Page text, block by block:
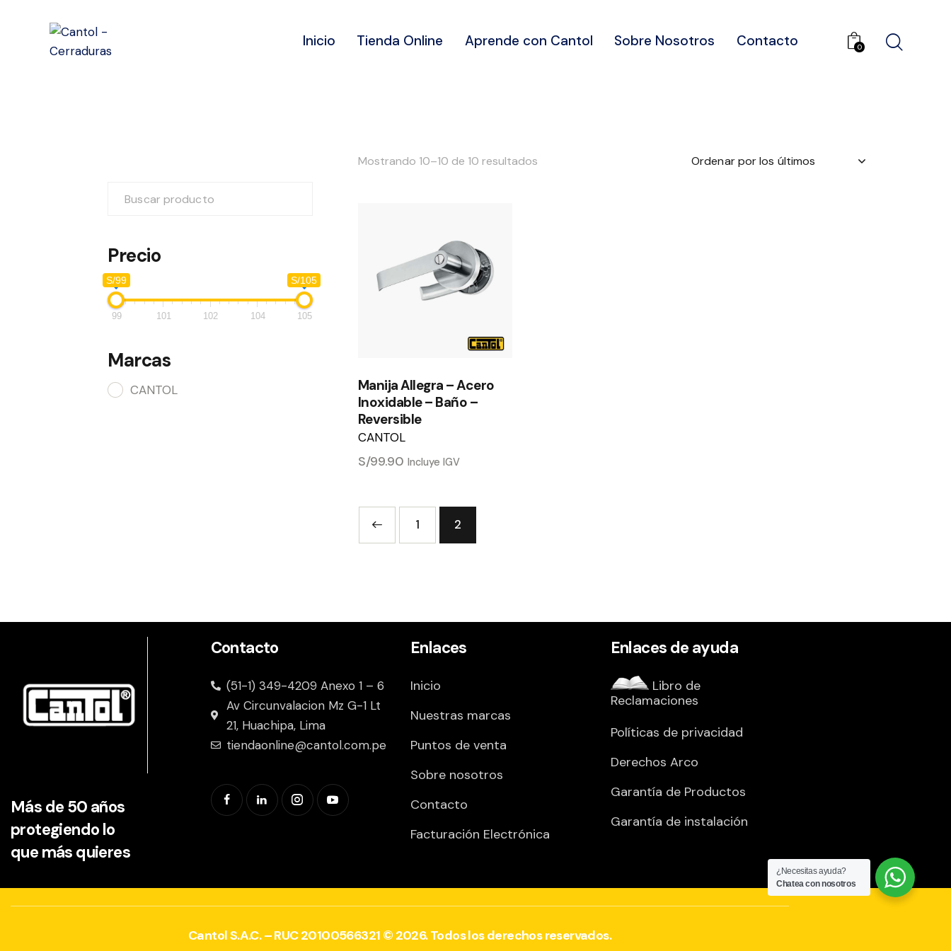
Inicio Tienda Online Aprende con Cantol Sobre Nosotros Contacto 0
Mostrando 10–10 de 10 resultados
Manija Allegra – Acero
Inoxidable – Baño –
Reversible
CANTOL
S/99.90 Incluye IGV
1 2
Precio
S/99 S/105
99 101 102 104 105
Marcas
CANTOL
Más de 50 años
protegiendo lo
que más quieres
Contacto
(51-1) 349-4209 Anexo 1 – 6
Av Circunvalacion Mz G-1 Lt
21, Huachipa, Lima
tiendaonline@cantol.com.pe
Enlaces
Inicio
Nuestras marcas
Puntos de venta
Sobre nosotros
Contacto
Facturación Electrónica
Enlaces de ayuda
Libro de
Reclamaciones
Políticas de privacidad
Derechos Arco
Garantía de Productos
Garantía de instalación
Cantol S.A.C. – RUC 20100566321 © 2026. Todos los derechos reservados.
¿Necesitas ayuda?
Chatea con nosotros